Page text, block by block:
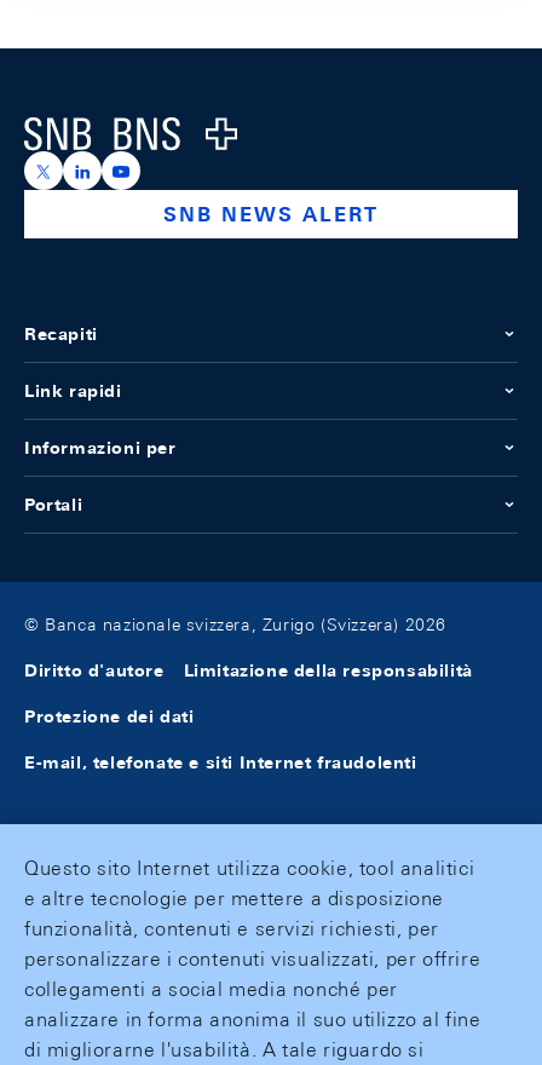
Logo
https://x.com/snb_bns
https://ch.linkedin.com/company/swiss-national-
https://www.youtube.com/@swissnationalbank
SNB NEWS ALERT
Recapiti
Link rapidi
Informazioni per
Portali
© Banca nazionale svizzera, Zurigo (Svizzera) 2026
Diritto d'autore Limitazione della responsabilità
Protezione dei dati
E-mail, telefonate e siti Internet fraudolenti
Questo sito Internet utilizza cookie, tool analitici
e altre tecnologie per mettere a disposizione
funzionalità, contenuti e servizi richiesti, per
personalizzare i contenuti visualizzati, per offrire
collegamenti a social media nonché per
analizzare in forma anonima il suo utilizzo al fine
di migliorarne l'usabilità. A tale riguardo si